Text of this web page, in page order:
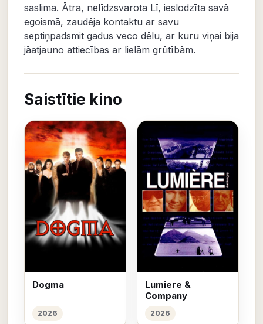
saslima. Ātra, nelīdzsvarota Lī, ieslodzīta savā
egoismā, zaudēja kontaktu ar savu
septiņpadsmit gadus veco dēlu, ar kuru viņai bija
jāatjauno attiecības ar lielām grūtībām.
Saistītie kino
Dogma
2026
Lumiere &
Company
2026